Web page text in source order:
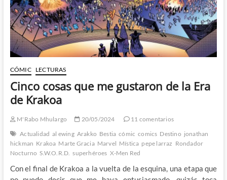
CÓMIC LECTURAS
Cinco cosas que me gustaron de la Era
de Krakoa
M'Rabo Mhulargo 20/05/2024
11 comentarios
Actualidad al ewing Arakko Bestia cómic comics Destino jonathan
hickman Krakoa Marte Gracia Marvel Mística pepe larraz Rondador
Nocturno S.W.O.R.D. superhéroes X-Men Red
Con el final de Krakoa a la vuelta de la esquina, una etapa que